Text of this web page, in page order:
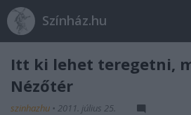
Színház.hu
Itt ki lehet teregetni,
Nézőtér
szinhazhu • 2011. július 25.